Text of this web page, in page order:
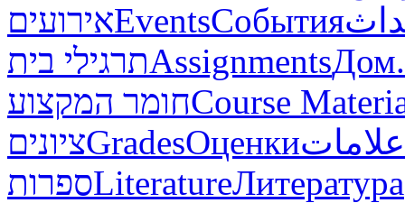
אירועיםEventsСобытия
תרגילי ביתAssignmentsДом.
חומר המקצועCourse
ציוניםGradesОценкиعلامات
ספרותLiteratureЛитература